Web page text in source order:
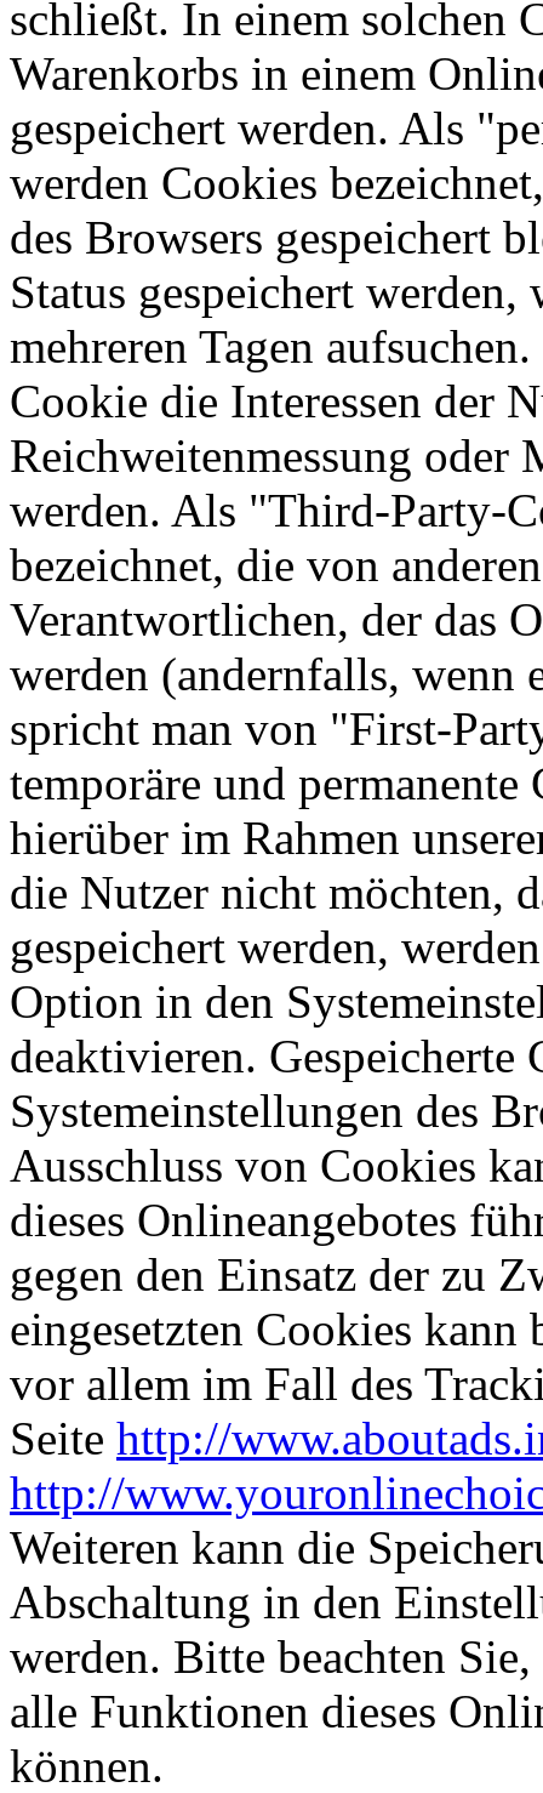
schließt. In einem solchen
Warenkorbs in einem
gespeichert werden. Als
werden Cookies
des Browsers gespeichert
Status gespeichert
mehreren Tagen
Cookie die Interessen der
Reichweitenmessung oder
werden. Als "Third-Party-
bezeichnet, die von
Verantwortlichen, der das
werden (andernfalls, wenn
spricht man von "First-
temporäre und
hierüber im Rahmen
die Nutzer nicht möchten,
gespeichert werden,
Option in den
deaktivieren. Gespeicherte
Systemeinstellungen des
Ausschluss von Cookies
dieses Onlineangebotes
gegen den Einsatz der zu
eingesetzten Cookies
vor allem im Fall des
Seite http://
http://
Weiteren kann die
Abschaltung in den
werden. Bitte beachten
alle Funktionen dieses
können.